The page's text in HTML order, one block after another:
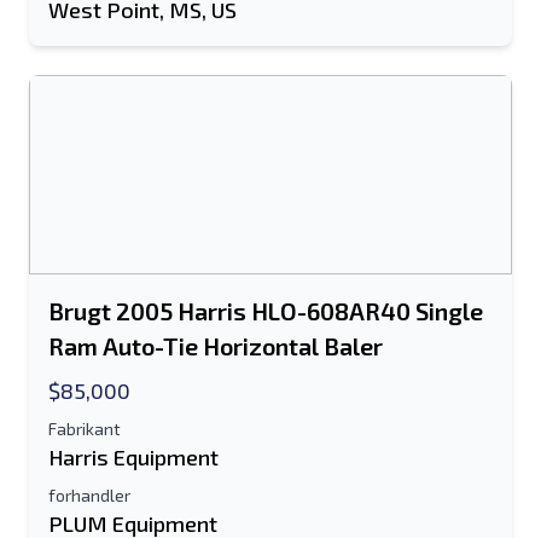
West Point, MS, US
Brugt 2005 Harris HLO-608AR40 Single
Ram Auto-Tie Horizontal Baler
$85,000
Fabrikant
Harris Equipment
forhandler
PLUM Equipment